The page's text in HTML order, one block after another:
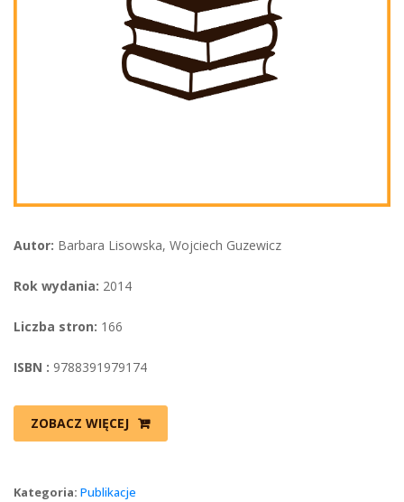
Autor: Barbara Lisowska, Wojciech Guzewicz
Rok wydania: 2014
Liczba stron: 166
ISBN : 9788391979174
ZOBACZ WIĘCEJ
Kategoria: Publikacje